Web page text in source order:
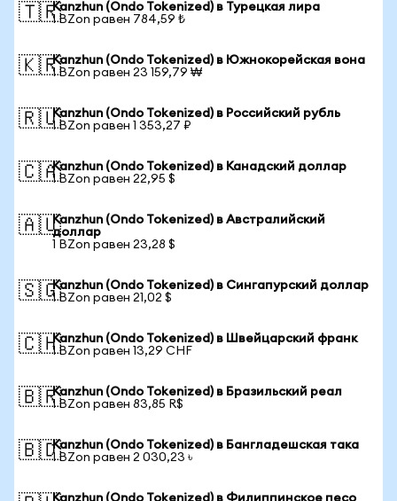
🇹🇷Kanzhun (Ondo Tokenized) в Турецкая лира
1 BZon равен 784,59 ₺
🇰🇷Kanzhun (Ondo Tokenized) в Южнокорейская вона
1 BZon равен 23 159,79 ₩
🇷🇺Kanzhun (Ondo Tokenized) в Российский рубль
1 BZon равен 1 353,27 ₽
🇨🇦Kanzhun (Ondo Tokenized) в Канадский доллар
1 BZon равен 22,95 $
🇦🇺Kanzhun (Ondo Tokenized) в Австралийский
доллар
1 BZon равен 23,28 $
🇸🇬Kanzhun (Ondo Tokenized) в Сингапурский доллар
1 BZon равен 21,02 $
🇨🇭Kanzhun (Ondo Tokenized) в Швейцарский франк
1 BZon равен 13,29 CHF
🇧🇷Kanzhun (Ondo Tokenized) в Бразильский реал
1 BZon равен 83,85 R$
🇧🇩Kanzhun (Ondo Tokenized) в Бангладешская така
1 BZon равен 2 030,23 ৳
Kanzhun (Ondo Tokenized) в Филиппинское песо